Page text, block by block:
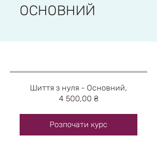
ОСНОВНИЙ
Шиття з нуля - Основний,
4 500,00 ₴
Розпочати курс